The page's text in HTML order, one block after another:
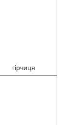
гірчиця